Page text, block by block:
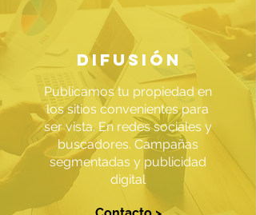
difusión
Publicamos tu propiedad en
los sitios convenientes para
ser vista. En redes sociales y
buscadores. Campañas
segmentadas y publicidad
digital